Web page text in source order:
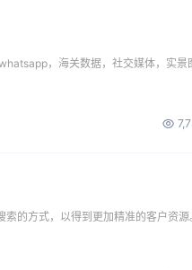
，海关数据，社交媒体，实景
的方式，以得到更加精准的客户资源